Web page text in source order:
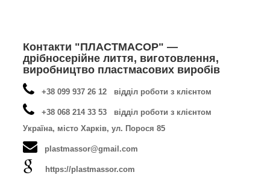
Контакти "ПЛАСТМАСОР" —
дрібносерійне лиття, виготовлення,
виробництво пластмасових виробів
+38 099 937 26 12 відділ роботи з клієнтом
+38 068 214 33 53 відділ роботи з клієнтом
Україна, місто Харків, ул. Порося 85
plastmassor@gmail.com
https://plastmassor.com